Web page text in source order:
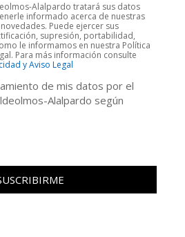
Alalpardo tratará sus datos
informado acerca de nuestras
Puede ejercer sus
supresión, portabilidad,
le informamos en nuestra Política
Para más información consulte
y Aviso Legal
de mis datos por el
Alalpardo según